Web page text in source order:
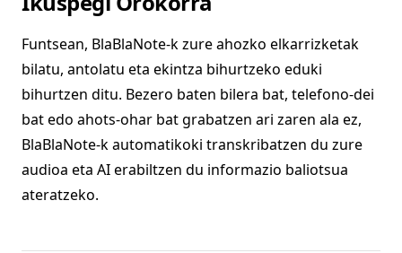
Funtsean, BlaBlaNote-k zure ahozko elkarrizketak
bilatu, antolatu eta ekintza bihurtzeko eduki
bihurtzen ditu. Bezero baten bilera bat, telefono-dei
bat edo ahots-ohar bat grabatzen ari zaren ala ez,
BlaBlaNote-k automatikoki transkribatzen du zure
audioa eta AI erabiltzen du informazio baliotsua
ateratzeko.